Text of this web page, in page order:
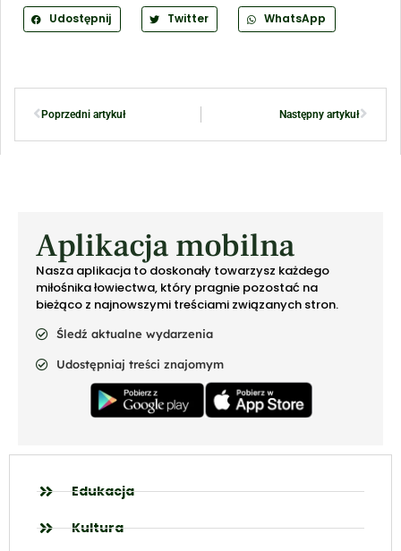
Udostępnij Twitter WhatsApp
Poprzedni artykuł Następny artykuł
Aplikacja mobilna
Nasza aplikacja to doskonały towarzysz każdego
miłośnika łowiectwa, który pragnie pozostać na
bieżąco z najnowszymi treściami związanych stron.
Śledź aktualne wydarzenia
Udostępniaj treści znajomym
Edukacja
Kultura